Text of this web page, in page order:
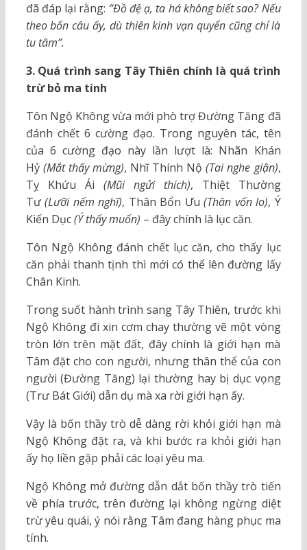
đã đáp lại rằng: “Đồ đệ ạ, ta há không biết sao? Nếu
theo bốn câu ấy, dù thiên kinh vạn quyển cũng chỉ là
tu tâm”.
3. Quá trình sang Tây Thiên chính là quá trình
trừ bỏ ma tính
Tôn Ngộ Không vừa mới phò trợ Đường Tăng đã
đánh chết 6 cường đạo. Trong nguyên tác, tên
của 6 cường đạo này lần lượt là: Nhãn Khán
Hỷ (Mắt thấy mừng), Nhĩ Thính Nộ(Tai nghe giận),
Tỵ Khứu Ái (Mũi ngửi thích), Thiệt Thường
Tư (Lưỡi nếm nghĩ), Thân Bổn Ưu (Thân vốn lo), Ý
Kiến Dục(Ý thấy muốn) – đây chính là lục căn.
Tôn Ngộ Không đánh chết lục căn, cho thấy lục
căn phải thanh tịnh thì mới có thể lên đường lấy
Chân Kinh.
Trong suốt hành trình sang Tây Thiên, trước khi
Ngộ Không đi xin cơm chay thường vẽ một vòng
tròn lớn trên mặt đất, đây chính là giới hạn mà
Tâm đặt cho con người, nhưng thân thể của con
người (Đường Tăng) lại thường hay bị dục vọng
(Trư Bát Giới) dẫn dụ mà xa rời giới hạn ấy.
Vậy là bốn thầy trò dễ dàng rời khỏi giới hạn mà
Ngộ Không đặt ra, và khi bước ra khỏi giới hạn
ấy họ liền gặp phải các loại yêu ma.
Ngộ Không mở đường dẫn dắt bốn thầy trò tiến
về phía trước, trên đường lại không ngừng diệt
trừ yêu quái, ý nói rằng Tâm đang hàng phục ma
tính.